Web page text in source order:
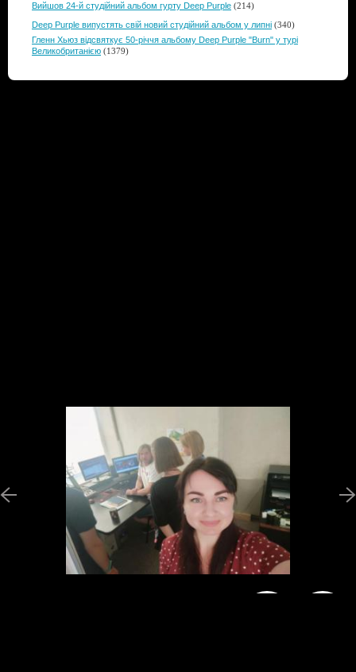
Вийшов 24-й студійний альбом гурту Deep Purple (214)
Deep Purple випустять свій новий студійний альбом у липні (340)
Гленн Хьюз відсвяткує 50-річчя альбому Deep Purple "Burn" у турі
Великобританією (1379)